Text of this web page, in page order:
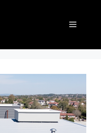
Menu